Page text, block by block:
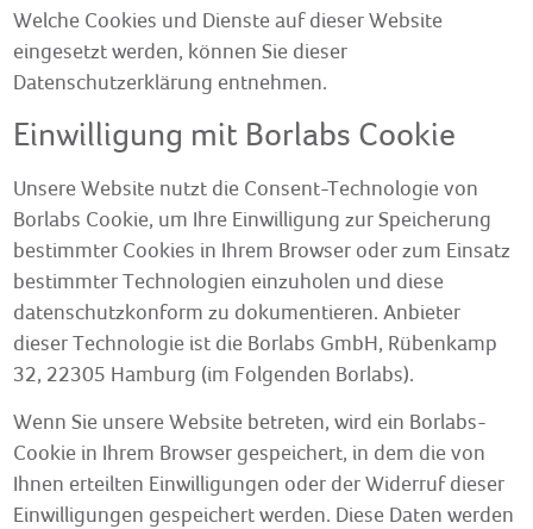
Welche Cookies und Dienste auf dieser Website
eingesetzt werden, können Sie dieser
Datenschutzerklärung entnehmen.
Einwilligung mit Borlabs Cookie
Unsere Website nutzt die Consent-Technologie von
Borlabs Cookie, um Ihre Einwilligung zur Speicherung
bestimmter Cookies in Ihrem Browser oder zum Einsatz
bestimmter Technologien einzuholen und diese
datenschutzkonform zu dokumentieren. Anbieter
dieser Technologie ist die Borlabs GmbH, Rübenkamp
32, 22305 Hamburg (im Folgenden Borlabs).
Wenn Sie unsere Website betreten, wird ein Borlabs-
Cookie in Ihrem Browser gespeichert, in dem die von
Ihnen erteilten Einwilligungen oder der Widerruf dieser
Einwilligungen gespeichert werden. Diese Daten werden